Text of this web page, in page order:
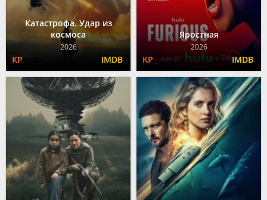
Катастрофа. Удар из
космоса
2026
Яростная
2026